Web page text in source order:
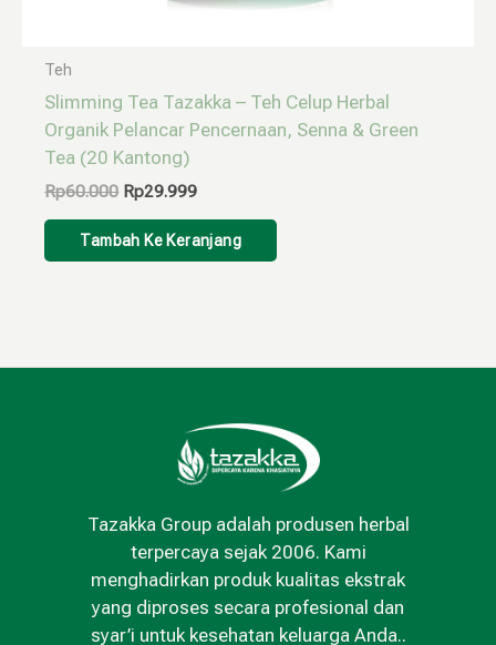
Teh
Slimming Tea Tazakka – Teh Celup Herbal
Organik Pelancar Pencernaan, Senna & Green
Tea (20 Kantong)
Rp60.000 Rp29.999
Tambah Ke Keranjang
Tazakka Group adalah produsen herbal
terpercaya sejak 2006. Kami
menghadirkan produk kualitas ekstrak
yang diproses secara profesional dan
syar’i untuk kesehatan keluarga Anda..